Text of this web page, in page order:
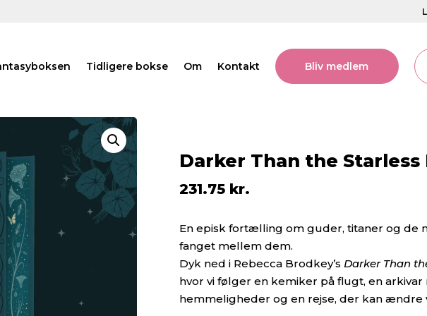
Tidligere bokse Om Kontakt Bliv medlem
Darker Than the
231.75 kr.
En episk fortælling om guder, titaner og de
fanget mellem dem.
Dyk ned i Rebecca Brodkey’s Darker Than
hvor vi følger en kemiker på flugt, en arkivar
hemmeligheder og en rejse, der kan ændre